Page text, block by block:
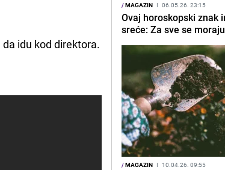
idu kod direktora.
/MAGAZIN I 06.05.26. 23:15
Ovaj horoskopski znak
sreće: Za sve se
/MAGAZIN I 10.04.26. 09:55